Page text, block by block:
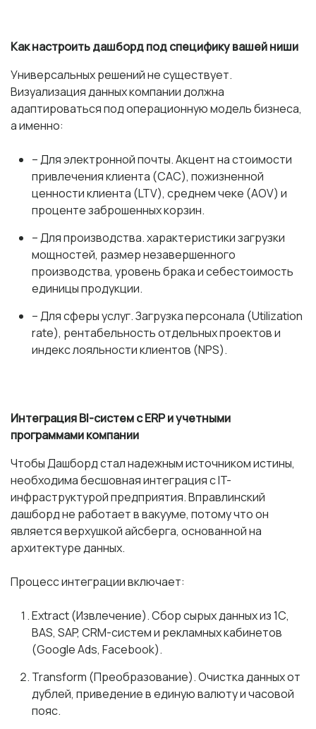
Как настроить дашборд под специфику вашей ниши
Универсальных решений не существует.
Визуализация данных компаниидолжна
адаптироваться под операционную модель бизнеса,
а именно:
– Для электронной почты. Акцент на стоимости
привлечения клиента (CAC), пожизненной
ценности клиента (LTV), среднем чеке (AOV) и
проценте заброшенных корзин.
– Для производства. характеристики загрузки
мощностей, размер незавершенного
производства, уровень брака и себестоимость
единицы продукции.
– Для сферы услуг. Загрузка персонала (Utilization
rate), рентабельность отдельных проектов и
индекс лояльности клиентов (NPS).
Интеграция BI-систем с ERP и учетными
программами компании
Чтобы Дашборд стал надежным источником истины,
необходима бесшовная интеграция с IT-
инфраструктурой предприятия. Вправлинский
дашбордне работает в вакууме, потому что он
является верхушкой айсберга, основанной на
архитектуре данных.
Процесс интеграции включает:
Extract (Извлечение). Сбор сырых данных из 1С,
BAS, SAP, CRM-систем и рекламных кабинетов
(Google Ads, Facebook).
Transform (Преобразование). Очистка данных от
дублей, приведение в единую валюту и часовой
пояс.